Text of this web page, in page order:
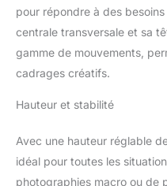
pour répondre à des
centrale transversale et sa
gamme de mouvements,
cadrages créatifs.
Hauteur et stabilité
Avec une hauteur réglable
idéal pour toutes les
photographies macro ou de